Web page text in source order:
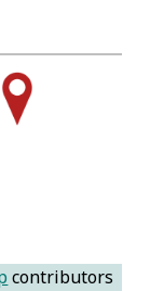
contributors